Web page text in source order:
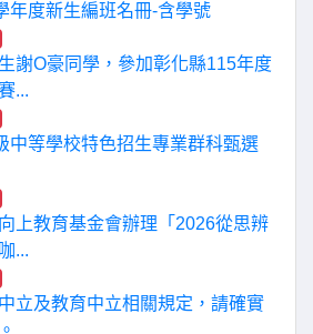
年度新生編班名冊-含學號
謝O豪同學，參加彰化縣115年度
...
中等學校特色招生專業群科甄選
上教育基金會辦理「2026從思辨
...
立及教育中立相關規定，請確實